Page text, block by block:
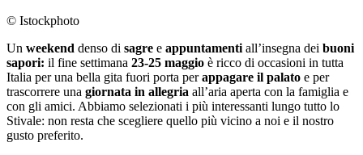
© Istockphoto
Un weekend denso di sagre e appuntamenti all’insegna dei buoni
sapori: il fine settimana 23-25 maggio è ricco di occasioni in tutta
Italia per una bella gita fuori porta perappagare il palato e per
trascorrere una giornata in allegria all’aria aperta con la famiglia e
con gli amici. Abbiamo selezionati i più interessanti lungo tutto lo
Stivale: non resta che scegliere quello più vicino a noi e il nostro
gusto preferito.